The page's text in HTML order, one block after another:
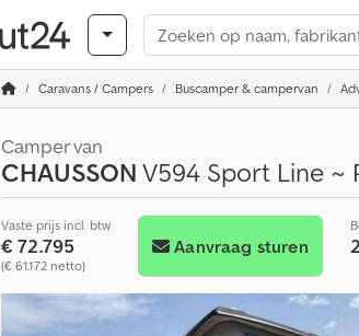
Caravans / Campers Buscamper & campervan
Camper van
CHAUSSONV594 Sport Line ~
Vaste prijs incl. btw
€ 72.795
(€ 61.172 netto)
Aanvraag sturen